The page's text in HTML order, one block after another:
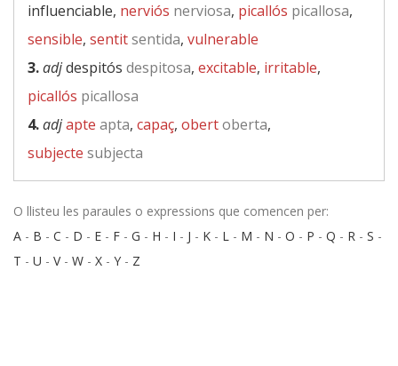
influenciable, nerviós nerviosa, picallós picallosa,
sensible, sentitsentida, vulnerable
3.adjdespitós despitosa, excitable, irritable,
picallós picallosa
4.adjapte apta, capaç, obertoberta,
subjecte subjecta
O llisteu les paraules o expressions que comencen per:
A - B - C - D - E - F - G - H - I - J - K - L - M - N - O - P - Q - R - S -
T - U - V- W - X - Y - Z